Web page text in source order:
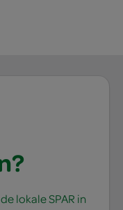
lokale SPAR in